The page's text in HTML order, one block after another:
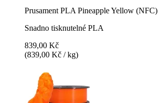
Prusament PLA Pineapple Yellow (NFC)
Snadno tisknutelné PLA
839,00 Kč
(839,00 Kč / kg)